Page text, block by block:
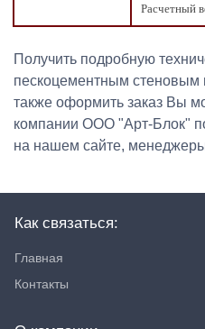
Расчетный
Получить подробную
пескоцементным стеновым
также оформить заказ Вы
компании ООО "Арт-Блок"
на нашем сайте,
Как связаться:
Главная
Контакты